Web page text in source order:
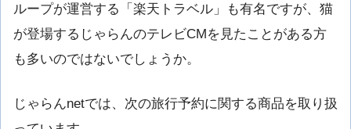
ループが運営する「楽天トラベル」も有名ですが、猫
が登場するじゃらんのテレビCMを見たことがある方
も多いのではないでしょうか。
じゃらんnetでは、次の旅行予約に関する商品を取り扱